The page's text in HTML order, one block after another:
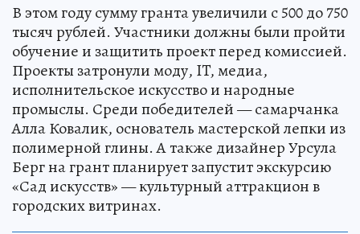
В этом году сумму гранта увеличили с 500 до 750
тысяч рублей. Участники должны были пройти
обучение и защитить проект перед комиссией.
Проекты затронули моду, IT, медиа,
исполнительское искусство и народные
промыслы. Среди победителей — самарчанка
Алла Ковалик, основатель мастерской лепки из
полимерной глины. А также дизайнер Урсула
Берг на грант планирует запустит экскурсию
«Сад искусств» — культурный аттракцион в
городских витринах.